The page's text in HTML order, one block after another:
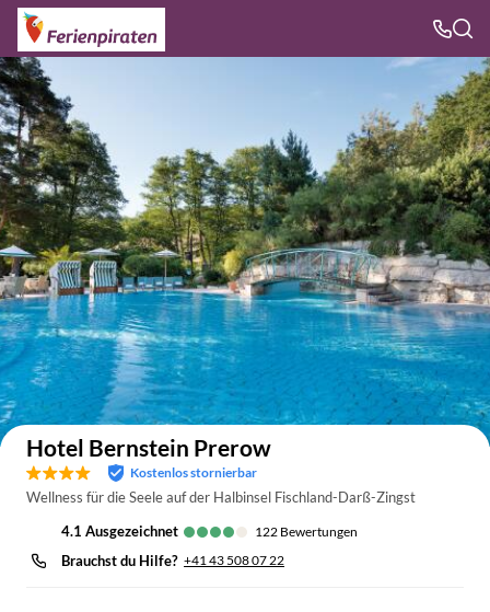
Auf der Karte anzeigen
Hotel Bernstein Prerow
Kostenlos stornierbar
Wellness für die Seele auf der Halbinsel Fischland-Darß-Zingst
4.1
ausgezeichnet 122 Bewertungen
Brauchst du Hilfe? +41 43 508 07 22